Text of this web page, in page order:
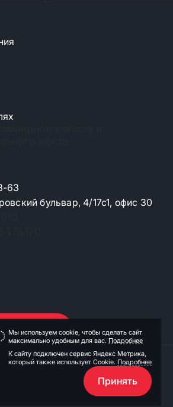
Мы используем cookie, чтобы сделать сайт
максимально удобным для вас. Подробнее
К сайту подключен сервис Яндекс Метрика,
который также использует Cookie. Подробнее
Принять
63
бульвар, 4/17с1, офис 30
данных